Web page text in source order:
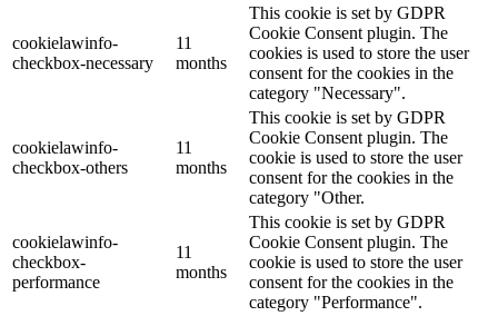
cookielawinfo-
checkbox-necessary
11
months
This cookie is set by GDPR
Cookie Consent plugin. The
cookies is used to store the user
consent for the cookies in the
category "Necessary".
cookielawinfo-
checkbox-others
11
months
This cookie is set by GDPR
Cookie Consent plugin. The
cookie is used to store the user
consent for the cookies in the
category "Other.
cookielawinfo-
checkbox-
performance
11
months
This cookie is set by GDPR
Cookie Consent plugin. The
cookie is used to store the user
consent for the cookies in the
category "Performance".